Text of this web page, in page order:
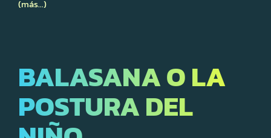
(más…)
BALASANA O LA
POSTURA DEL